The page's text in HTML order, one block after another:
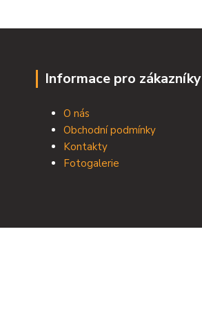
Informace pro zákazníky
O nás
Obchodní podmínky
Kontakty
Fotogalerie